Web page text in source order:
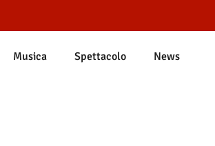
Musica Spettacolo News